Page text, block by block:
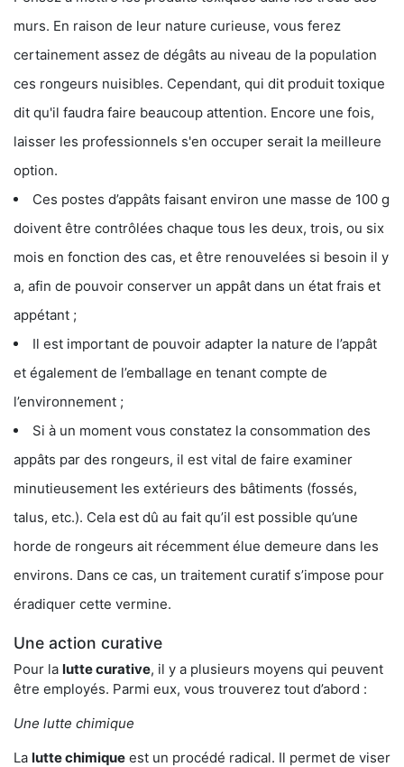
murs. En raison de leur nature curieuse, vous ferez
certainement assez de dégâts au niveau de la population
ces rongeurs nuisibles. Cependant, qui dit produit toxique
dit qu'il faudra faire beaucoup attention. Encore une fois,
laisser les professionnels s'en occuper serait la meilleure
option.
Ces postes d’appâts faisant environ une masse de 100 g
doivent être contrôlées chaque tous les deux, trois, ou six
mois en fonction des cas, et être renouvelées si besoin il y
a, afin de pouvoir conserver un appât dans un état frais et
appétant ;
Il est important de pouvoir adapter la nature de l’appât
et également de l’emballage en tenant compte de
l’environnement ;
Si à un moment vous constatez la consommation des
appâts par des rongeurs, il est vital de faire examiner
minutieusement les extérieurs des bâtiments (fossés,
talus, etc.). Cela est dû au fait qu’il est possible qu’une
horde de rongeurs ait récemment élue demeure dans les
environs. Dans ce cas, un traitement curatif s’impose pour
éradiquer cette vermine.
Une action curative
Pour la lutte curative, il y a plusieurs moyens qui peuvent
être employés. Parmi eux, vous trouverez tout d’abord :
Une lutte chimique
La lutte chimique est un procédé radical. Il permet de viser